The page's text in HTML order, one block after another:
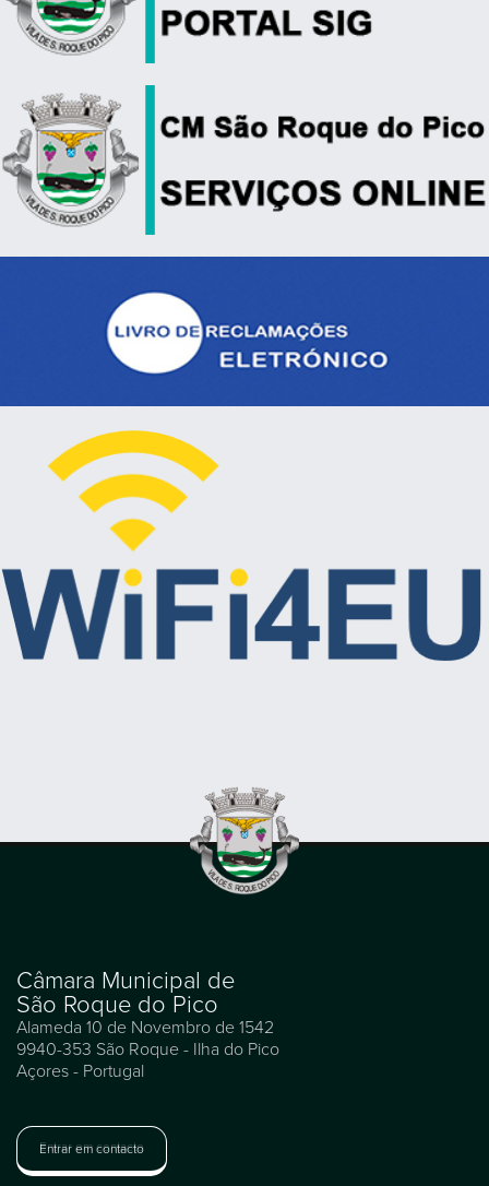
Câmara Municipal de
São Roque do Pico
Alameda 10 de Novembro de 1542
9940-353 São Roque - Ilha do Pico
Açores - Portugal
Entrar em contacto